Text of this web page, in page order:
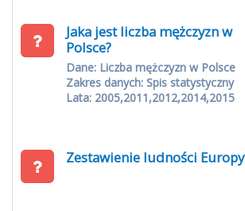
Jaka jest liczba mężczyzn w
Polsce?
Dane: Liczba mężczyzn w Polsce
Zakres danych: Spis statystyczny
Lata: 2005,2011,2012,2014,2015
Zestawienie ludności Europy